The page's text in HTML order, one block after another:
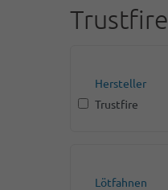
Trustfire
Hersteller
Trustfire
Lötfahnen